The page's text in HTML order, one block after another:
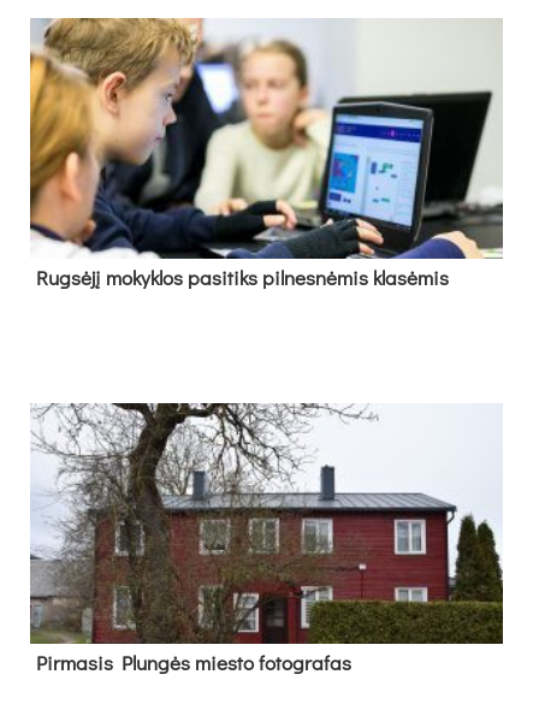
Rug­sė­jį mo­kyk­los pa­si­tiks pil­nes­nė­mis kla­sė­mis
Pir­ma­sis Plun­gės mies­to fo­tog­ra­fas